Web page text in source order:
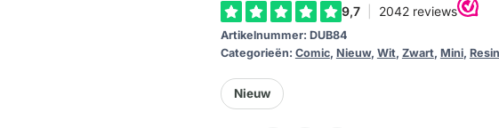
Artikelnummer: DUB84
Categorieën: Comic, Nieuw, Wit, Zwart, Mini, Resin
Nieuw